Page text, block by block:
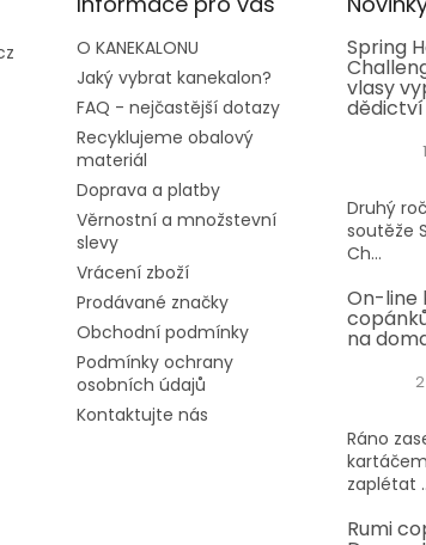
O KANEKALONU
Jaký vybrat kanekalon?
FAQ - nejčastější dotazy
Recyklujeme obalový
materiál
Doprava a platby
Věrnostní a množstevní
slevy
Vrácení zboží
Prodávané značky
Obchodní podmínky
Podmínky ochrany
osobních údajů
Kontaktujte nás
Spring
vlasy
dědictví
Druhý
soutěže
Ch...
On-line
na
Ráno
zaplétat
Rumi